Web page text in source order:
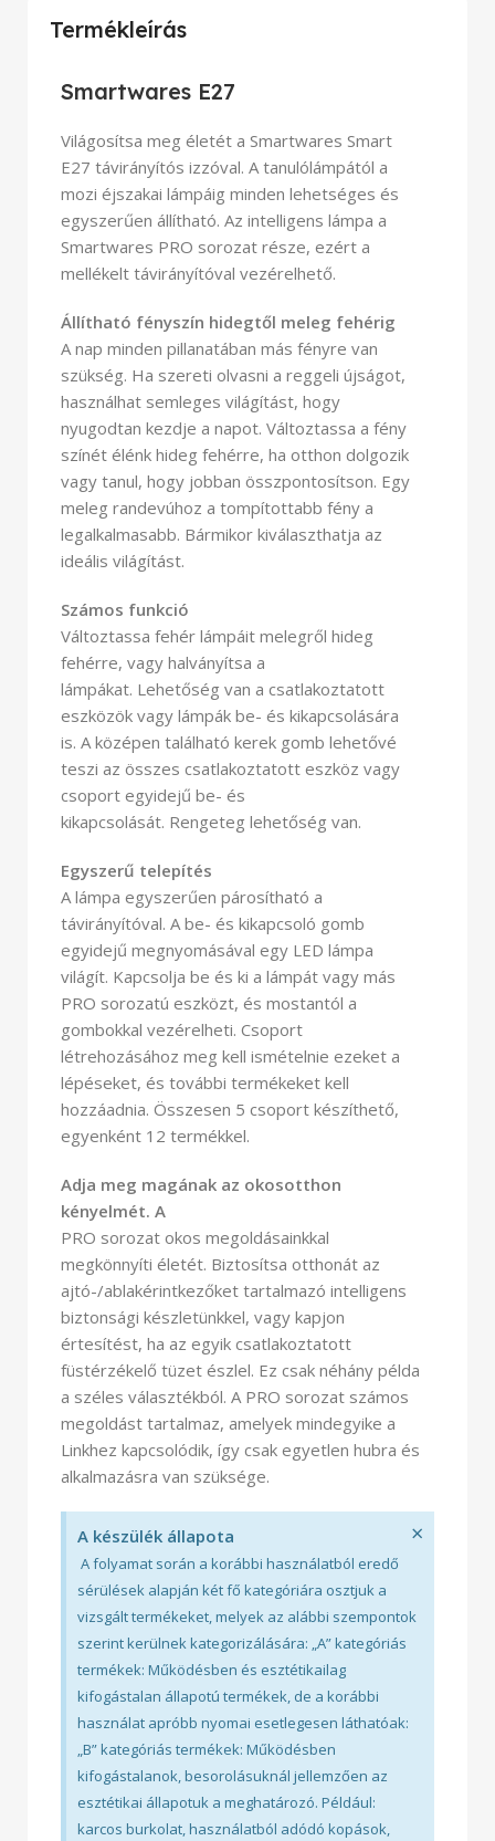
Termékleírás
Smartwares E27
Világosítsa meg életét a Smartwares Smart
E27 távirányítós izzóval. A tanulólámpától a
mozi éjszakai lámpáig minden lehetséges és
egyszerűen állítható. Az intelligens lámpa a
Smartwares PRO sorozat része, ezért a
mellékelt távirányítóval vezérelhető.
Állítható fényszín hidegtől meleg fehérig
A nap minden pillanatában más fényre van
szükség. Ha szereti olvasni a reggeli újságot,
használhat semleges világítást, hogy
nyugodtan kezdje a napot. Változtassa a fény
színét élénk hideg fehérre, ha otthon dolgozik
vagy tanul, hogy jobban összpontosítson. Egy
meleg randevúhoz ​​a tompítottabb fény a
legalkalmasabb. Bármikor kiválaszthatja az
ideális világítást.
Számos funkció
Változtassa fehér lámpáit melegről hideg
fehérre, vagy halványítsa a
lámpákat. Lehetőség van a csatlakoztatott
eszközök vagy lámpák be- és kikapcsolására
is. A középen található kerek gomb lehetővé
teszi az összes csatlakoztatott eszköz vagy
csoport egyidejű be- és
kikapcsolását. Rengeteg lehetőség van.
Egyszerű telepítés
A lámpa egyszerűen párosítható a
távirányítóval. A be- és kikapcsoló gomb
egyidejű megnyomásával egy LED lámpa
világít. Kapcsolja be és ki a lámpát vagy más
PRO sorozatú eszközt, és mostantól a
gombokkal vezérelheti. Csoport
létrehozásához meg kell ismételnie ezeket a
lépéseket, és további termékeket kell
hozzáadnia. Összesen 5 csoport készíthető,
egyenként 12 termékkel.
Adja meg magának az okosotthon
kényelmét. A
PRO sorozat okos megoldásainkkal
megkönnyíti életét. Biztosítsa otthonát az
ajtó-/ablakérintkezőket tartalmazó intelligens
biztonsági készletünkkel, vagy kapjon
értesítést, ha az egyik csatlakoztatott
füstérzékelő tüzet észlel. Ez csak néhány példa
a széles választékból. A PRO sorozat számos
megoldást tartalmaz, amelyek mindegyike a
Linkhez kapcsolódik, így csak egyetlen hubra és
alkalmazásra van szüksége.
A készülék állapota
A folyamat során a korábbi használatból eredő
sérülések alapján két fő kategóriára osztjuk a
vizsgált termékeket, melyek az alábbi szempontok
szerint kerülnek kategorizálására: „A” kategóriás
termékek: Működésben és esztétikailag
kifogástalan állapotú termékek, de a korábbi
használat apróbb nyomai esetlegesen láthatóak:
„B” kategóriás termékek: Működésben
kifogástalanok, besorolásuknál jellemzően az
esztétikai állapotuk a meghatározó. Például:
karcos burkolat, használatból adódó kopások,
×